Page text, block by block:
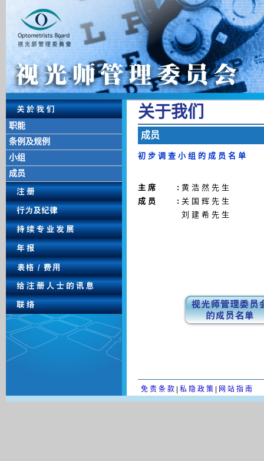
职能
条例及规例
小组
成员
关 于 我 们
成 员
初 步 调 查 小 组 的 成 员 名 单
主 席 : 黄 浩 然 先 生
成 员
: 关 国 辉 先 生
刘 建 希 先 生
免 责 条 款| 私 隐 政 策| 网 站 指 南